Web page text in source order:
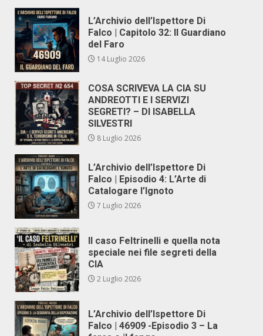
L’Archivio dell’Ispettore Di
Falco | Capitolo 32: Il Guardiano
del Faro
14 Luglio 2026
COSA SCRIVEVA LA CIA SU
ANDREOTTI E I SERVIZI
SEGRETI? – DI ISABELLA
SILVESTRI
8 Luglio 2026
L’Archivio dell’Ispettore Di
Falco | Episodio 4: L’Arte di
Catalogare l’Ignoto
7 Luglio 2026
Il caso Feltrinelli e quella nota
speciale nei file segreti della
CIA
2 Luglio 2026
L’Archivio dell’Ispettore Di
Falco | 46909 -Episodio 3 – La